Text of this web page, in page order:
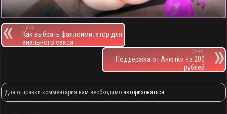
Пред.
Как выбрать фаллоимитатор для
анального секса
След.
Поддержка от Анютки на 200
рублей
Для отправки комментария вам необходимо авторизоваться